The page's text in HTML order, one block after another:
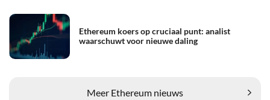
Ethereum koers op cruciaal punt: analist
waarschuwt voor nieuwe daling
Meer Ethereum nieuws